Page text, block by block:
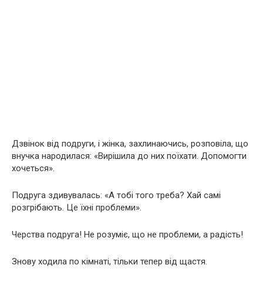
Дзвінок від подруги, і жінка, захлинаючись, розповіла, що
внучка народилася: «Вирішила до них поїхати. Допомогти
хочеться».
Подруга здивувалась: «А тобі того треба? Хай самі
розгрібають. Це їхні проблеми».
Черства подруга! Не розуміє, що не проблеми, а радість!
Знову ходила по кімнаті, тільки тепер від щастя.